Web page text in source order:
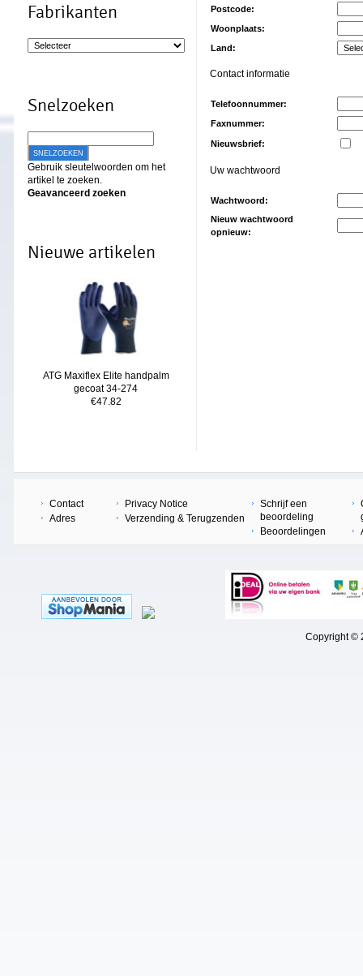
Fabrikanten
Snelzoeken
SNELZOEKEN
Gebruik sleutelwoorden om het
artikel te zoeken.
Geavanceerd zoeken
Nieuwe artikelen
ATG Maxiflex Elite handpalm
gecoat 34-274
€47.82
Postcode:
Woonplaats:
Land:
Contact informatie
Telefoonnummer:
Faxnummer:
Nieuwsbrief:
Uw wachtwoord
Wachtwoord:
Nieuw wachtwoord
opnieuw:
Contact
Adres
Privacy Notice
Verzending & Terugzenden
Schrijf een
beoordeling
Beoordelingen
Copyright ©